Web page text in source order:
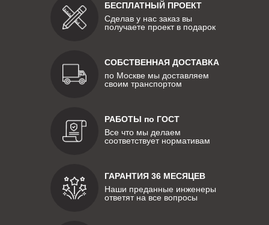
БЕСПЛАТНЫЙ ПРОЕКТ
Сделав у нас заказ вы
получаете проект в подарок
СОБСТВЕННАЯ ДОСТАВКА
по Москве мы доставляем
своим транспортом
РАБОТЫ по ГОСТ
Все что мы делаем
соответствует нормативам
ГАРАНТИЯ 36 МЕСЯЦЕВ
Наши преданные инженеры
ответят на все вопросы